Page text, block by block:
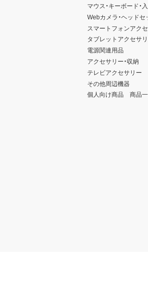
マウス・キーボード・
Webカメラ・ヘッドセ
スマートフォンアク
タブレットアクセサ
電源関連用品
アクセサリー・収納
テレビアクセサリー
その他周辺機器
個人向け商品 商品